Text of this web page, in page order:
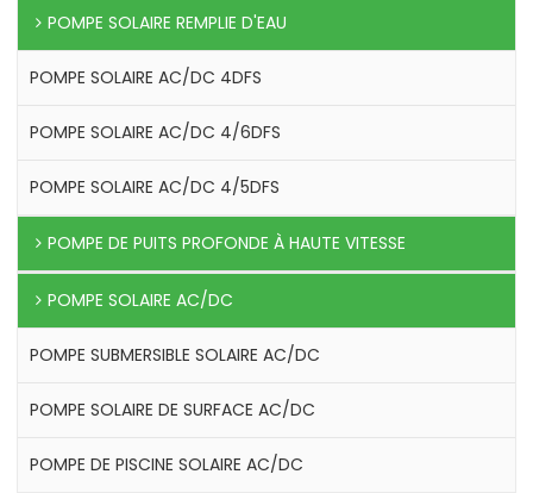
POMPE SOLAIRE REMPLIE D'EAU
POMPE SOLAIRE AC/DC 4DFS
POMPE SOLAIRE AC/DC 4/6DFS
POMPE SOLAIRE AC/DC 4/5DFS
POMPE DE PUITS PROFONDE À HAUTE VITESSE
POMPE SOLAIRE AC/DC
POMPE SUBMERSIBLE SOLAIRE AC/DC
POMPE SOLAIRE DE SURFACE AC/DC
POMPE DE PISCINE SOLAIRE AC/DC